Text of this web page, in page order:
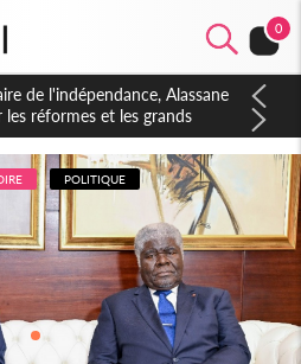
0
Oury Bah admire le modèle
accélérer le développement
POLITIQUE